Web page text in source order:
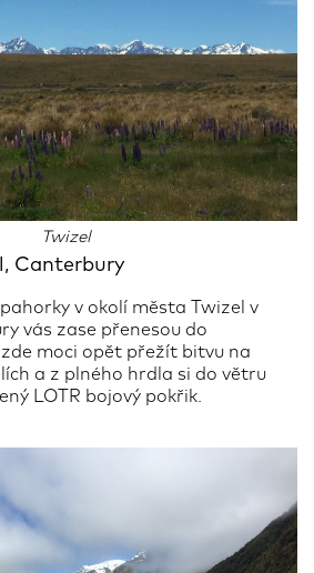
Twizel
Canterbury
v okolí města Twizel v
vás zase přenesou do
moci opět přežít bitvu na
a z plného hrdla si do větru
LOTR bojový pokřik.